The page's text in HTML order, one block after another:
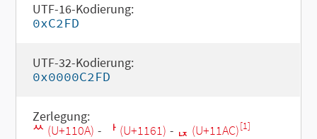
UTF-16-Kodierung:
0xC2FD
UTF-32-Kodierung:
0x0000C2FD
Zerlegung:
ᄊ (U+110A) - ᅡ (U+1161) - ᆬ (U+11AC)[1]